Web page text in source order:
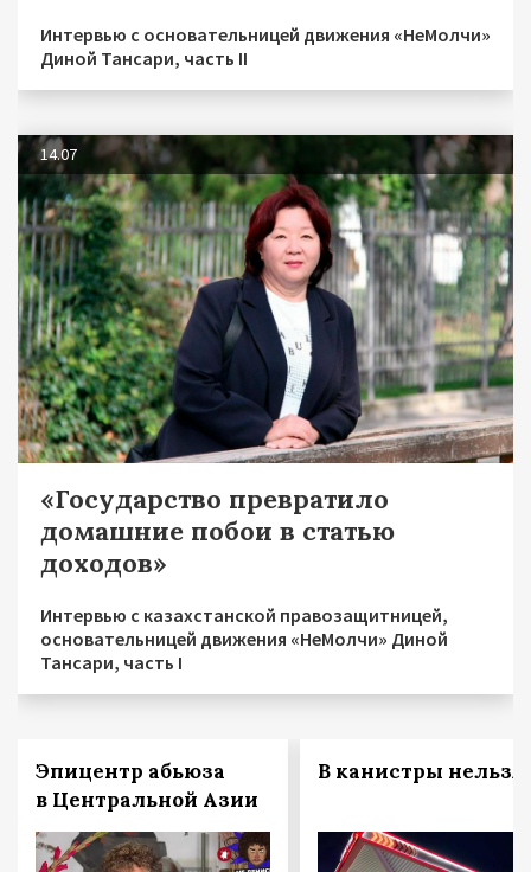
Интервью с основательницей движения «НеМолчи»
Диной Тансари, часть II
14.07
«Государство превратило
домашние побои в статью
доходов»
Интервью с казахстанской правозащитницей,
основательницей движения «НеМолчи» Диной
Тансари, часть I
Эпицентр абьюза
в Центральной Азии
В канистры нельзя!